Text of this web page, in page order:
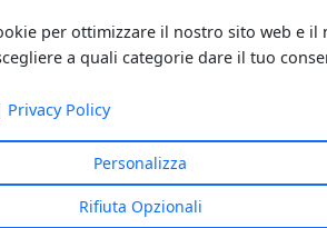
per ottimizzare il nostro sito web e il
a quali categorie dare il tuo
Privacy Policy
Personalizza
Rifiuta Opzionali